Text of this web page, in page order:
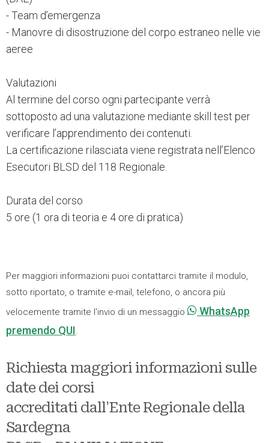
- Team d’emergenza
- Manovre di disostruzione del corpo estraneo nelle vie
aeree
Valutazioni
Al termine del corso ogni partecipante verrà
sottoposto ad una valutazione mediante skill test per
verificare l’apprendimento dei contenuti.
La certificazione rilasciata viene registrata nell’Elenco
Esecutori BLSD del 118 Regionale.
Durata del corso
5 ore (1 ora di teoria e 4 ore di pratica)
Per maggiori informazioni puoi contattarci tramite il modulo,
sotto riportato, o tramite e-mail, telefono, o ancora più
velocemente tramite l'invio di un messaggio
WhatsApp
premendo QUI.
Richiesta maggiori informazioni sulle
date dei corsi
accreditati dall'Ente Regionale della
Sardegna